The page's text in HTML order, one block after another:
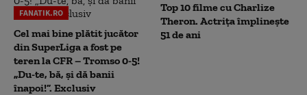
FANATIK.RO
Cel mai bine plătit jucător
din SuperLiga a fost pe
teren la CFR – Tromso 0-5!
„Du-te, bă, și dă banii
înapoi!”. Exclusiv
Top 10 filme cu Charlize
Theron. Actrița împlinește
51 de ani